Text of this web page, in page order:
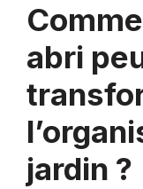
abri
jardin ?